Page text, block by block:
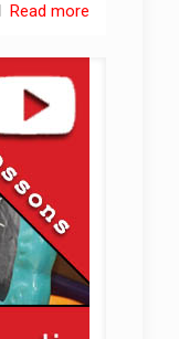
Read more